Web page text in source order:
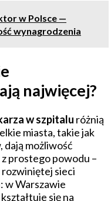
w Polsce —
wynagrodzenia
najwięcej?
w szpitalu różnią
miasta, takie jak
dają możliwość
prostego powodu –
sieci
w Warszawie
kształtuje się na